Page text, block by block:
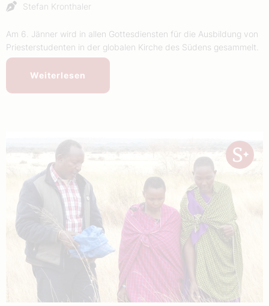
Stefan Kronthaler
Am 6. Jänner wird in allen Gottesdiensten für die Ausbildung von
Priesterstudenten in der globalen Kirche des Südens gesammelt.
Weiterlesen